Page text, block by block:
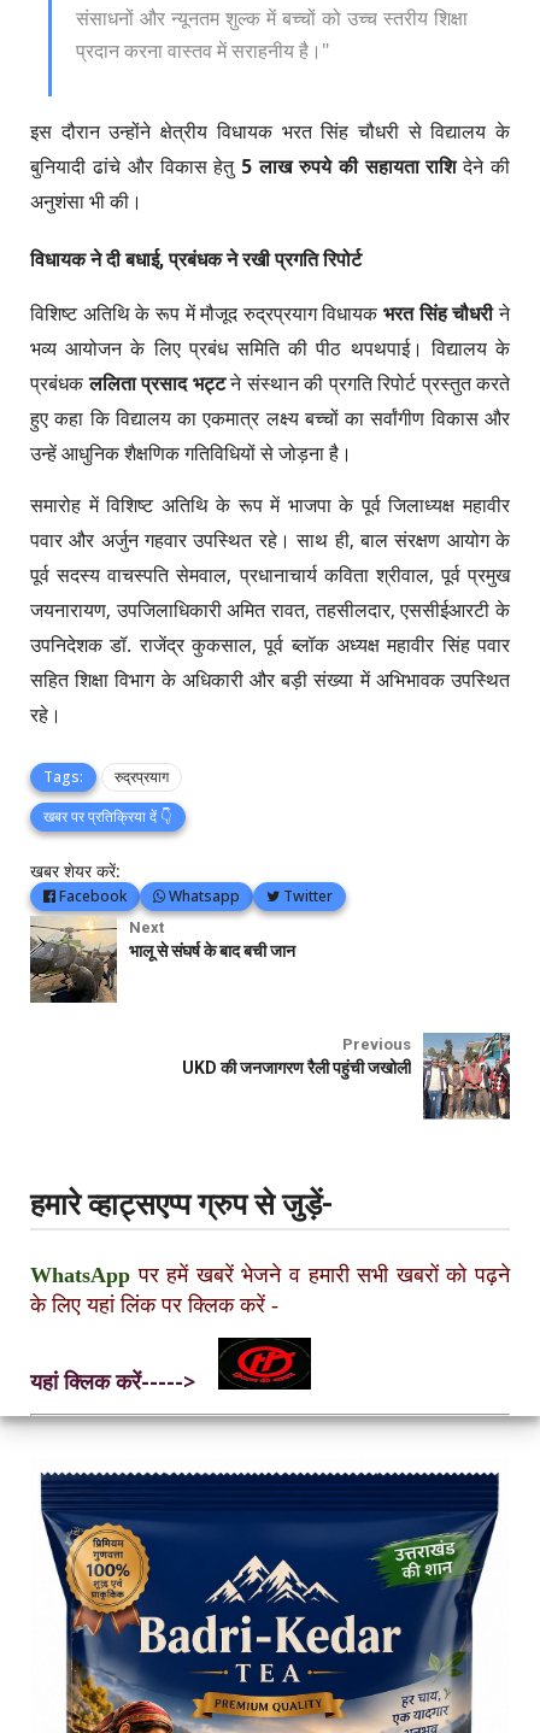
संसाधनों और न्यूनतम शुल्क में बच्चों को उच्च स्तरीय शिक्षा
प्रदान करना वास्तव में सराहनीय है।"
​इस दौरान उन्होंने क्षेत्रीय विधायक भरत सिंह चौधरी से विद्यालय के
बुनियादी ढांचे और विकास हेतु 5 लाख रुपये की सहायता राशिदेने की
अनुशंसा भी की।
विधायक ने दी बधाई, प्रबंधक ने रखी प्रगति रिपोर्ट
​विशिष्ट अतिथि के रूप में मौजूद रुद्रप्रयाग विधायकभरत सिंह चौधरीने
भव्य आयोजन के लिए प्रबंध समिति की पीठ थपथपाई। विद्यालय के
प्रबंधकललिता प्रसाद भट्टने संस्थान की प्रगति रिपोर्ट प्रस्तुत करते
हुए कहा कि विद्यालय का एकमात्र लक्ष्य बच्चों का सर्वांगीण विकास और
उन्हें आधुनिक शैक्षणिक गतिविधियों से जोड़ना है।
​समारोह में विशिष्ट अतिथि के रूप में भाजपा के पूर्व जिलाध्यक्ष महावीर
पवार और अर्जुन गहवार उपस्थित रहे। साथ ही, बाल संरक्षण आयोग के
पूर्व सदस्य वाचस्पति सेमवाल, प्रधानाचार्य कविता श्रीवाल, पूर्व प्रमुख
जयनारायण, उपजिलाधिकारी अमित रावत, तहसीलदार, एससीईआरटी के
उपनिदेशक डॉ. राजेंद्र कुकसाल, पूर्व ब्लॉक अध्यक्ष महावीर सिंह पवार
सहित शिक्षा विभाग के अधिकारी और बड़ी संख्या में अभिभावक उपस्थित
रहे।
Tags:
रुद्रप्रयाग
खबर पर प्रतिक्रिया दें 👇
खबर शेयर करें:
Facebook Whatsapp Twitter
Next
भालू से संघर्ष के बाद बची जान
Previous
UKD की जनजागरण रैली पहुंची जखोली
हमारे व्हाट्सएप्प ग्रुप से जुड़ें-
WhatsApp पर हमें खबरें भेजने व हमारी सभी खबरों को पढ़ने
के लिए यहां लिंक पर क्लिक करें -
यहां क्लिक करें----->